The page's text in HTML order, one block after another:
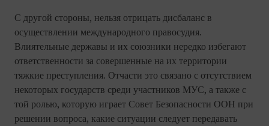
С другой стороны, нельзя отрицать дисбаланс в
осуществлении международного правосудия.
Влиятельные державы и их союзники нередко избегают
ответственности за совершенные на их территории
тяжкие преступления. Отчасти это связано с отсутствием
некоторых государств среди участников МУС, а также с
той ролью, которую играет Совет Безопасности ООН при
решении вопроса, какие ситуации следует передавать